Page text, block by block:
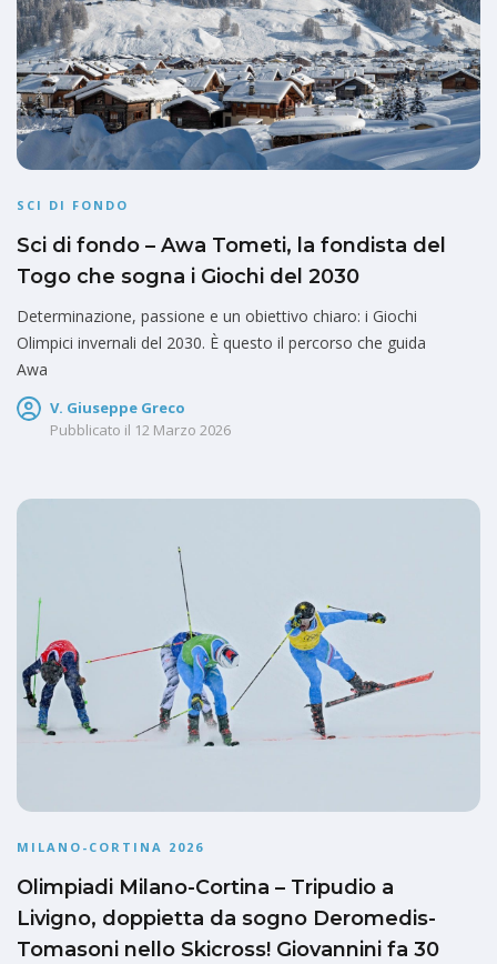
SCI DI FONDO
Sci di fondo – Awa Tometi, la fondista del
Togo che sogna i Giochi del 2030
Determinazione, passione e un obiettivo chiaro: i Giochi
Olimpici invernali del 2030. È questo il percorso che guida
Awa
V. Giuseppe Greco
Pubblicato il 12 Marzo 2026
MILANO-CORTINA 2026
Olimpiadi Milano-Cortina – Tripudio a
Livigno, doppietta da sogno Deromedis-
Tomasoni nello Skicross! Giovannini fa 30